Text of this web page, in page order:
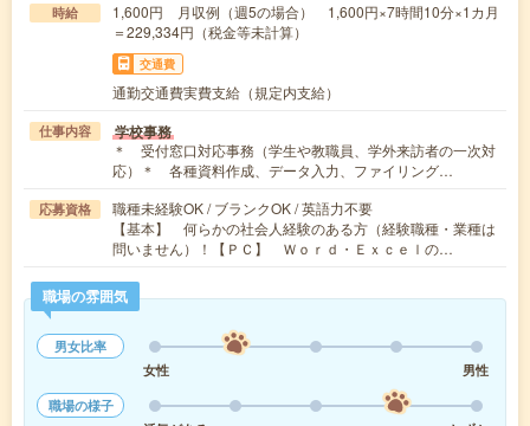
時給
1,600円 月収例（週5の場合） 1,600円×7時間10分×1カ月
＝229,334円（税金等未計算）
交通費
通勤交通費実費支給（規定内支給）
仕事内容 学校事務
＊ 受付窓口対応事務（学生や教職員、学外来訪者の一次対
応）＊ 各種資料作成、データ入力、ファイリング…
応募資格
職種未経験OK / ブランクOK / 英語力不要
【基本】 何らかの社会人経験のある方（経験職種・業種は
問いません）！【ＰＣ】 Ｗｏｒｄ・Ｅｘｃｅｌの…
職場の雰囲気
男女比率
女性
男性
職場の様子